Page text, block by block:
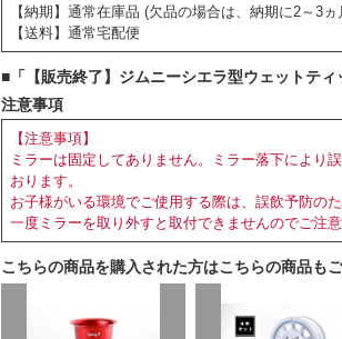
【納期】通常在庫品 (欠品の場合は、納期に2～3
【送料】通常宅配便
■「【販売終了】ジムニーシエラ型ウェットテ
注意事項
【注意事項】
ミラーは固定してありません。ミラー落下により
おります。
お子様がいる環境でご使用する際は、誤飲予防の
一度ミラーを取り外すと取付できませんのでご注意
こちらの商品を購入された方はこちらの商品も